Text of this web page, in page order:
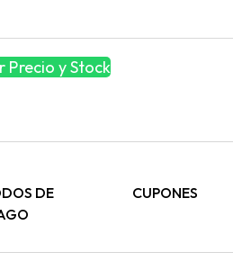
Precio y Stock
DE
CUPONES